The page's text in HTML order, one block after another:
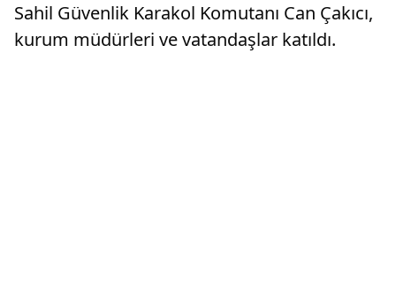
Sahil Güvenlik Karakol Komutanı Can Çakıcı,
kurum müdürleri ve vatandaşlar katıldı.